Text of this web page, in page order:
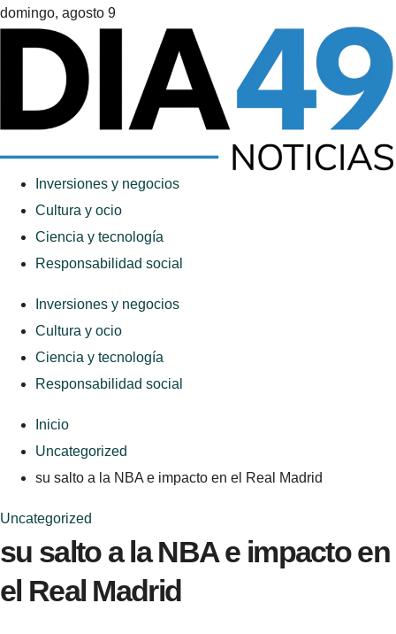
domingo, agosto 9
Inversiones y negocios
Cultura y ocio
Ciencia y tecnología
Responsabilidad social
Inversiones y negocios
Cultura y ocio
Ciencia y tecnología
Responsabilidad social
Inicio
Uncategorized
su salto a la NBA e impacto en el Real Madrid
Uncategorized
su salto a la NBA e impacto en
el Real Madrid